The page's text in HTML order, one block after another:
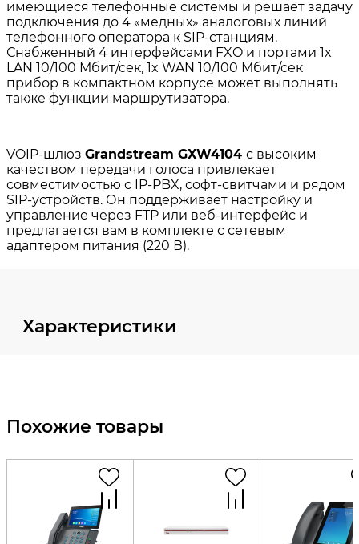
Характеристики
Похожие товары